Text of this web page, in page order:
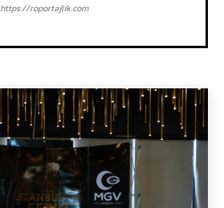
https://roportajlik.com